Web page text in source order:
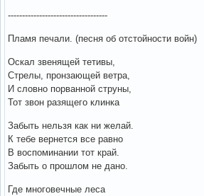
-----------------------------------
Пламя печали. (песня об отстойности войн)
Оскал звенящей тетивы,
Стрелы, пронзающей ветра,
И словно порванной струны,
Тот звон разящего клинка
Забыть нельзя как ни желай.
К тебе вернется все равно
В воспоминании тот край.
Забыть о прошлом не дано.
Где многовечные леса